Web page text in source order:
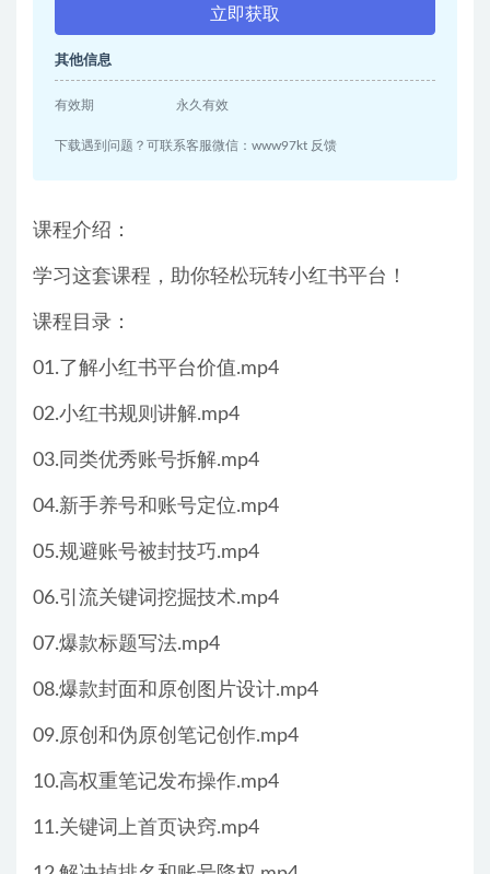
立即获取
其他信息
有效期 永久有效
下载遇到问题？可联系客服微信：www97kt 反馈
课程介绍：
学习这套课程，助你轻松玩转小红书平台！
课程目录：
01.了解小红书平台价值.mp4
02.小红书规则讲解.mp4
03.同类优秀账号拆解.mp4
04.新手养号和账号定位.mp4
05.规避账号被封技巧.mp4
06.引流关键词挖掘技术.mp4
07.爆款标题写法.mp4
08.爆款封面和原创图片设计.mp4
09.原创和伪原创笔记创作.mp4
10.高权重笔记发布操作.mp4
11.关键词上首页诀窍.mp4